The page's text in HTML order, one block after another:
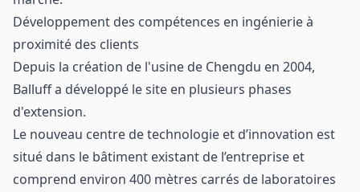
Développement des compétences en ingénierie à
proximité des clients
Depuis la création de l'usine de Chengdu en 2004,
Balluff a développé le site en plusieurs phases
d'extension.
Le nouveau centre de technologie et d’innovation est
situé dans le bâtiment existant de l’entreprise et
comprend environ 400 mètres carrés de laboratoires